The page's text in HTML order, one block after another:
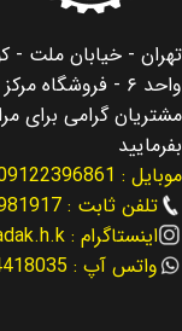
مناسب برای موهاوی Mohave
نوع لوازم لوازم
کد فنی 4C000
واحد ۶ - فروشگاه مرکز یدک
مشتریان گرامی برای
بفرمایید
موبایل : 09122396861
تلفن ثابت : 02133981917
اینستاگرام : markazyadak.h.k
واتس آپ : 09304418035